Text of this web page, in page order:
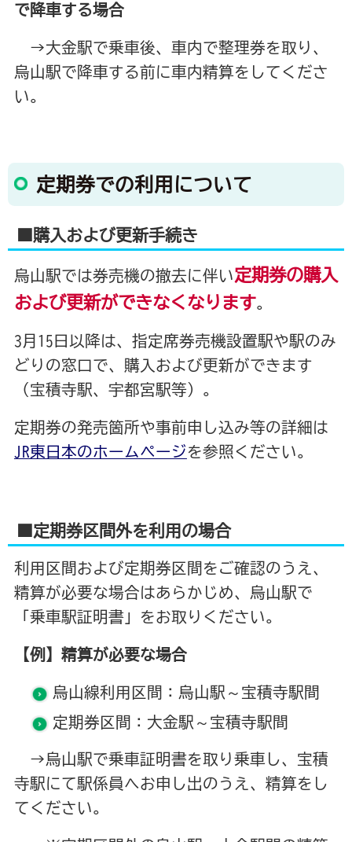
で降車する場合
→大金駅で乗車後、車内で整理券を取り、
烏山駅で降車する前に車内精算をしてくださ
い。
定期券での利用について
■購入および更新手続き
烏山駅では券売機の撤去に伴い定期券の購入
および更新ができなくなります。
3月15日以降は、指定席券売機設置駅や駅のみ
どりの窓口で、購入および更新ができます
（宝積寺駅、宇都宮駅等）。
定期券の発売箇所や事前申し込み等の詳細は
JR東日本のホームページ を参照ください。
■定期券区間外を利用の場合
利用区間および定期券区間をご確認のうえ、
精算が必要な場合はあらかじめ、烏山駅で
「乗車駅証明書」をお取りください。
【例】精算が必要な場合
烏山線利用区間：烏山駅～宝積寺駅間
定期券区間：大金駅～宝積寺駅間
→烏山駅で乗車証明書を取り乗車し、宝積
寺駅にて駅係員へお申し出のうえ、精算をし
てください。